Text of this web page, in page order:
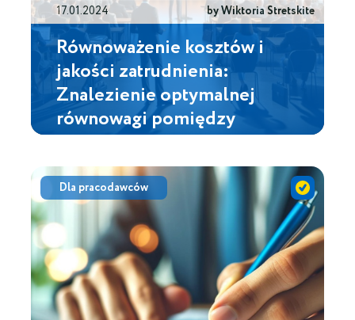
17.01.2024 by Wiktoria Stretskite
Równoważenie kosztów i
jakości zatrudnienia:
Znalezienie optymalnej
równowagi pomiędzy
wydatkami na zatrudnienie a
jakością rekrutowanych
kandydatów
Dla pracodawców